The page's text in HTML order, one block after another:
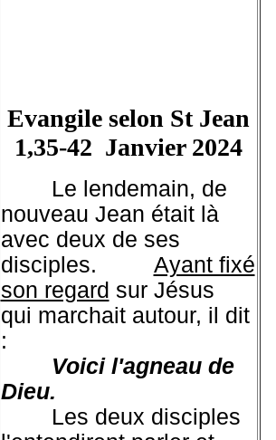
Evangile selon St Jean
1,35-42 Janvier 2024
Le lendemain, de
nouveau Jean était là
avec deux de ses
disciples. Ayant fixé
son regard sur Jésus
qui marchait autour, il dit
:
Voici l'agneau de
Dieu.
Les deux disciples